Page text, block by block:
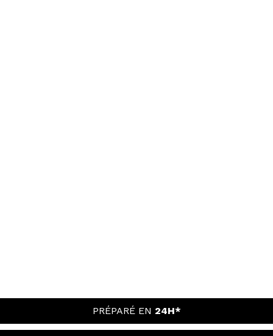
PRÉPARÉ EN 24H*